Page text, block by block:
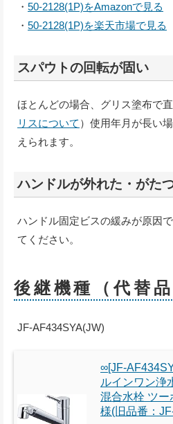
・ 50-2128(1P)をAmazonで見る
・ 50-2128(1P)を楽天市場で見る
スパウトの回転が固い
ほとんどの場合、グリス塗布で
リスについて ）使用年月が長い
えられます。
ハンドルが外れた・がた
ハンドル固定ビスの緩みが原因
てください。
後継機種（代替品
JF-AF434SYA(JW)
∞[JF-
ルインワン浄
混合水栓 ツ
様(旧品番：